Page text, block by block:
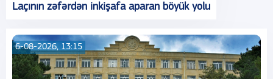
Laçının zəfərdən inkişafa aparan böyük yolu
6-08-2026, 13:15